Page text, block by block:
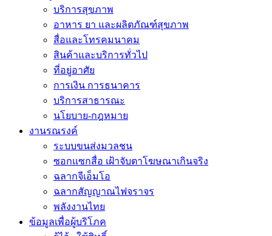
บริการสุขภาพ
อาหาร ยา และผลิตภัณฑ์สุขภาพ
สื่อและโทรคมนาคม
สินค้าและบริการทั่วไป
ที่อยู่อาศัย
การเงิน การธนาคาร
บริการสาธารณะ
นโยบาย-กฎหมาย
งานรณรงค์
ระบบขนส่งมวลชน
ซอกแซกสื่อ เฝ้าจับตาโฆษณาเกินจริง
ฉลากจีเอ็มโอ
ฉลากสัญญาณไฟจราจร
พลังงานไทย
ข้อมูลเพื่อผู้บริโภค